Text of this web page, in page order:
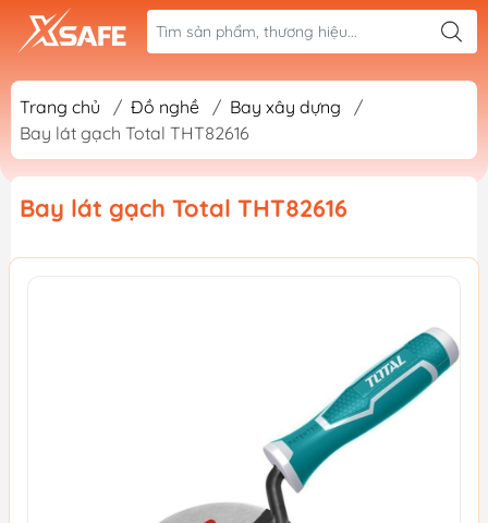
Trang chủ / Đồ nghề / Bay xây dựng
/
Bay lát gạch Total THT82616
Bay lát gạch Total THT82616